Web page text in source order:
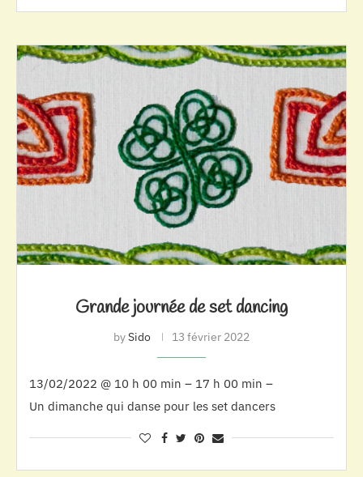
Grande journée de set dancing
bySido 13 février 2022
13/02/2022 @ 10 h 00 min – 17 h 00 min –
Un dimanche qui danse pour les set dancers